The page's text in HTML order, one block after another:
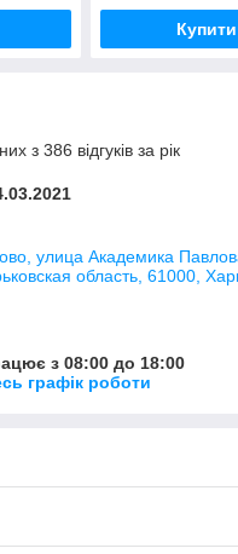
Купити
з 386 відгуків за рік
улица Академика
область, 61000,
з 08:00 до 18:00
графік роботи